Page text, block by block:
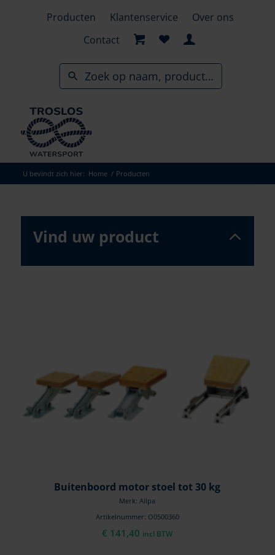
Producten Klantenservice
Over ons
Contact
U bevindt zich hier: Home / Producten
Buitenboord motor stoel tot 30 kg
Merk: Allpa
Artikelnummer: O0500360
€ 141,40 incl BTW
Vind uw product